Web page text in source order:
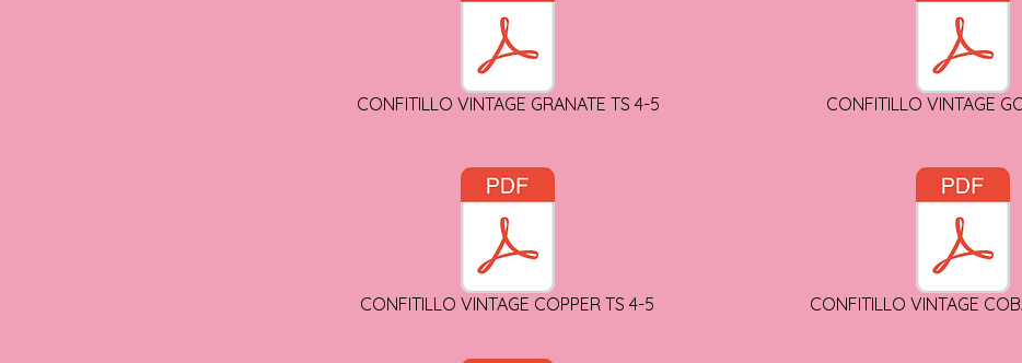
CONFITILLO VINTAGE GRANATE TS 4-5 CONFITILLO VINTAGE
CONFITILLO VINTAGE COPPER TS 4-5 CONFITILLO VINTAGE